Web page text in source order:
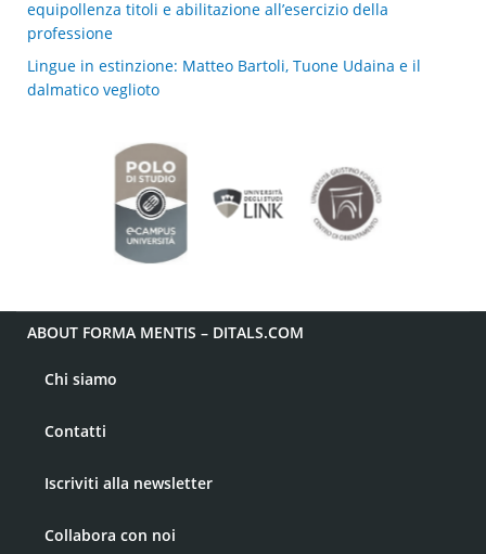
equipollenza titoli e abilitazione all’esercizio della
professione
Lingue in estinzione: Matteo Bartoli, Tuone Udaina e il
dalmatico veglioto
ABOUT FORMA MENTIS – DITALS.COM
Chi siamo
Contatti
Iscriviti alla newsletter
Collabora con noi